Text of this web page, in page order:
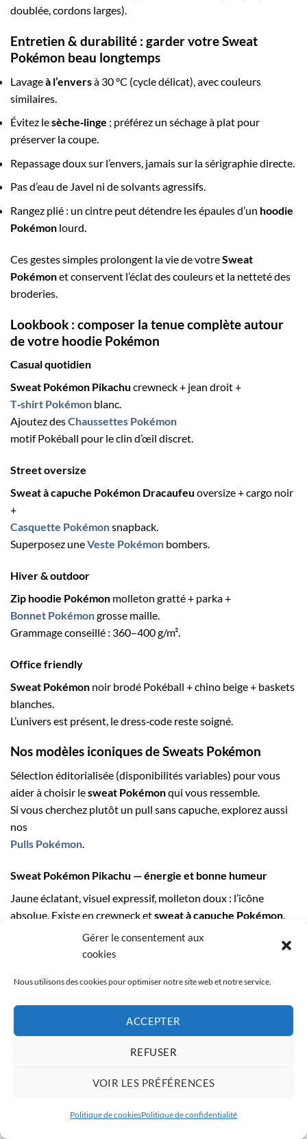
Gérer le consentement aux
cookies
Nous utilisons des cookies pour optimiser notre site web et notre service.
ACCEPTER
REFUSER
VOIR LES PRÉFÉRENCES
Politique de cookiesPolitique de confidentialité
doublée, cordons larges).
Entretien & durabilité : garder votreSweat
Pokémon beau longtemps
Lavageà l’enversà 30 °C (cycle délicat), avec couleurs
similaires.
Évitez lesèche‑linge ; préférez un séchage à plat pour
préserver la coupe.
Repassage doux sur l’envers, jamais sur la sérigraphie directe.
Pas d’eau de Javel ni de solvants agressifs.
Rangez plié : un cintre peut détendre les épaules d’un hoodie
Pokémon lourd.
Ces gestes simples prolongent la vie de votreSweat
Pokémonet conservent l’éclat des couleurs et la netteté des
broderies.
Lookbook : composer la tenue complète autour
de votre hoodie Pokémon
Casual quotidien
Sweat Pokémon Pikachu crewneck + jean droit +
T‑shirt Pokémon blanc.
Ajoutez desChaussettes Pokémon
motif Pokéball pour le clin d’œil discret.
Street oversize
Sweat à capuche Pokémon Dracaufeu oversize + cargo noir
+
Casquette Pokémonsnapback.
Superposez uneVeste Pokémon bombers.
Hiver & outdoor
Zip hoodie Pokémon molleton gratté + parka +
Bonnet Pokémongrosse maille.
Grammage conseillé : 360–400 g/m².
Office friendly
Sweat Pokémon noir brodé Pokéball + chino beige + baskets
blanches.
L’univers est présent, le dress‑code reste soigné.
Nos modèles iconiques deSweats Pokémon
Sélection éditorialisée (disponibilités variables) pour vous
aider à choisir lesweat Pokémonqui vous ressemble.
Si vous cherchez plutôt un pull sans capuche, explorez aussi
nos
Pulls Pokémon.
Sweat Pokémon Pikachu — énergie et bonne humeur
Jaune éclatant, visuel expressif, molleton doux : l’icône
absolue. Existe en crewneck etsweat à capuche Pokémon.
Associez‑le à uneCasquette Pokémon
Sweat Pokémon Dracaufeu— charisme et nuances de feu
Orange profond, flamme stylisée, capuche doublée. Parfait
oversize avec pantalon sombre.
Idéal pour un look street assumé.
en total look noir +